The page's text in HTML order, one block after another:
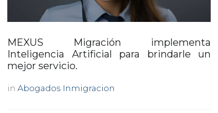
MEXUS Migración implementa
Inteligencia Artificial para brindarle un
mejor servicio.
in Abogados Inmigracion